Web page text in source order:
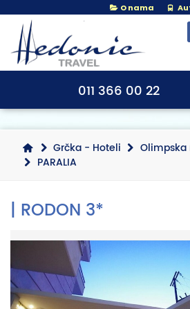
O nama
011 366 00 22
Grčka - Hoteli
Olimpska
PARALIA
| RODON 3*
×
×